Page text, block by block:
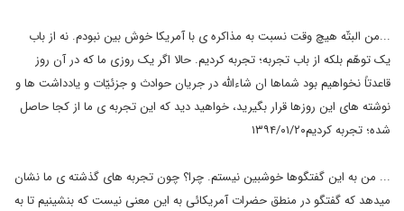
...من البتّه هیچ وقت نسبت به مذاکره ی با آمریکا خوش بین نبودم. نه از باب
یک توهّم بلکه از باب تجربه؛ تجربه کردیم. حالا اگر یک روزی ما که در آن روز
قاعدتاً نخواهیم بود شماها ان شاءالله در جریان حوادث و جزئیّات و یادداشت ها و
نوشته های این روزها قرار بگیرید، خواهید دید که این تجربه ی ما از کجا حاصل
شده؛ تجربه کردیم۱۳۹۴/۰۱/۲۰
... من به این گفتگوها خوشبین نیستم. چرا؟ چون تجربه های گذشته ی ما نشان
میدهد که گفتگو در منطق حضرات آمریکائی به این معنی نیست که بنشینیم تا به